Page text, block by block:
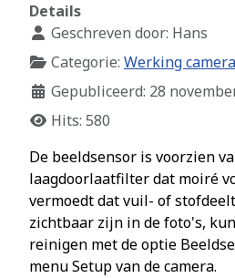
Details
Geschreven door: Hans
Categorie: Werking camera
Gepubliceerd: 28
Hits: 580
De beeldsensor is voorzien
laagdoorlaatfilter dat moiré
vermoedt dat vuil- of
zichtbaar zijn in de foto's,
reinigen met de optie
menu Setup van de camera.